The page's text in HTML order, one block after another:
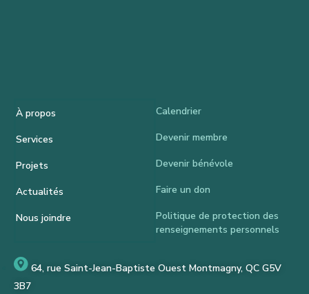
64, rue Saint-Jean-Baptiste Ouest Montmagny, QC G5V
3B7
À propos
Services
Projets
Actualités
Nous joindre
Calendrier
Devenir membre
Devenir bénévole
Faire un don
Politique de protection des
renseignements personnels